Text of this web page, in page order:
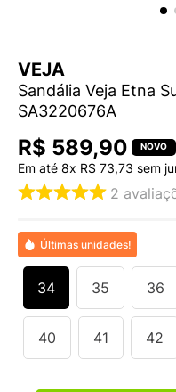
VEJA
Sandália Veja Etna
SA3220676A
R$ 589,90
Em até 8x R$ 73,73 sem
2
Últimas unidades!
34 35 36
40 41 42
MELISSAS MINI BABY
4º
NEW 9060
5 º
ADIDAS
º
7 º
MELISSA SLIDE
8º
VANS TÊNIS VANS
10º VEJA COUNTRY